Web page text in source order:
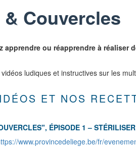
& Couvercles
apprendre ou réapprendre à
ludiques et instructives sur les
ET NOS
ÉPISODE 1 –
www.provincedeliege.be/fr/